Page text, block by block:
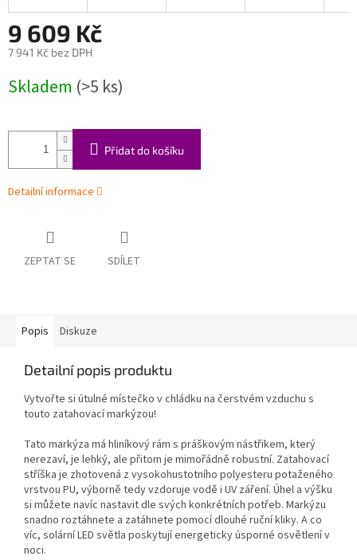
9 609 Kč
7 941 Kč bez DPH
cena:
Skladem (>5 ks)
Přidat do košíku
Detailní informace
ZEPTAT SE SDÍLET
Popis Diskuze
Detailní popis produktu
Vytvořte si útulné místečko v chládku na čerstvém vzduchu s
touto zatahovací markýzou!
Tato markýza má hliníkový rám s práškovým nástřikem, který
nerezaví, je lehký, ale přitom je mimořádně robustní. Zatahovací
stříška je zhotovená z vysokohustotního polyesteru potaženého
vrstvou PU, výborně tedy vzdoruje vodě i UV záření. Úhel a výšku
si můžete navíc nastavit dle svých konkrétních potřeb. Markýzu
snadno roztáhnete a zatáhnete pomocí dlouhé ruční kliky. A co
víc, solární LED světla poskytují energeticky úsporné osvětlení v
noci.